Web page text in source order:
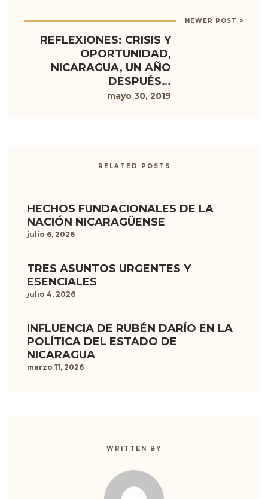
NEWER POST >
REFLEXIONES: CRISIS Y
OPORTUNIDAD,
NICARAGUA, UN AÑO
DESPUÉS…
mayo 30, 2019
RELATED POSTS
HECHOS FUNDACIONALES DE LA
NACIÓN NICARAGÜENSE
julio 6, 2026
TRES ASUNTOS URGENTES Y
ESENCIALES
julio 4, 2026
INFLUENCIA DE RUBÉN DARÍO EN LA
POLÍTICA DEL ESTADO DE
NICARAGUA
marzo 11, 2026
WRITTEN BY